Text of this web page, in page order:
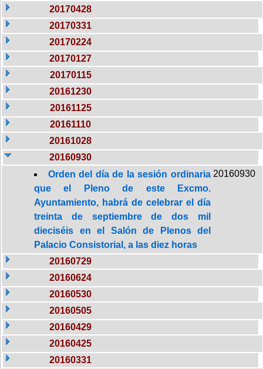
20170428
20170331
20170224
20170127
20170115
20161230
20161125
20161110
20161028
20160930
Orden del día de la sesión ordinaria
que el Pleno de este Excmo.
Ayuntamiento, habrá de celebrar el día
treinta de septiembre de dos mil
dieciséis en el Salón de Plenos del
Palacio Consistorial, a las diez horas
20160930
20160729
20160624
20160530
20160505
20160429
20160425
20160331